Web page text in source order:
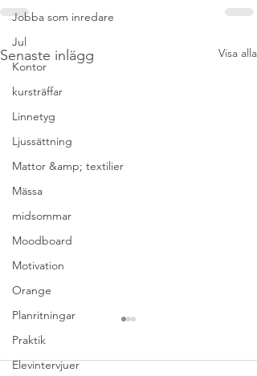
Jobba som inredare
Jul
Kontor
kursträffar
Linnetyg
Ljussättning
Mattor &amp; textilier
Mässa
midsommar
Moodboard
Motivation
Orange
Planritningar
Praktik
Elevintervjuer
Senaste inlägg Visa alla